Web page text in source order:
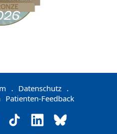
. Datenschutz .
Patienten-Feedback